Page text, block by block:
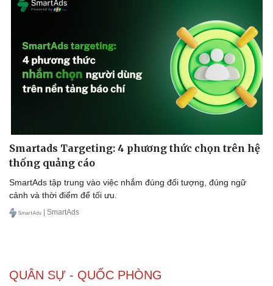
Smartads Targeting: 4 phương thức chọn trên hệ
thống quảng cáo
SmartAds tập trung vào việc nhắm đúng đối tượng, đúng ngữ
cảnh và thời điểm để tối ưu.
| SmartAds
QUÂN SỰ - QUỐC PHÒNG